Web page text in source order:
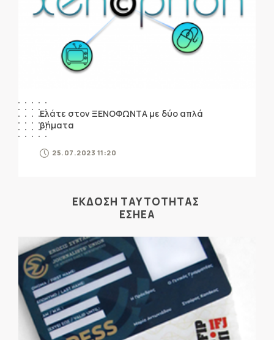
Ελάτε στον ΞΕΝΟΦΩΝΤΑ με δύο απλά
βήματα
25.07.2023 11:20
ΕΚΔΟΣΗ ΤΑΥΤΟΤΗΤΑΣ
ΕΣΗΕΑ